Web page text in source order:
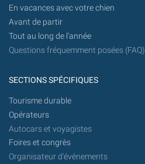
En vacances avec votre chien
Avant de partir
Tout au long de l'année
Questions fréquemment posées (FAQ)
SECTIONS SPÉCIFIQUES
Tourisme durable
Opérateurs
Autocars et voyagistes
Foires et congrès
Organisateur d'événements